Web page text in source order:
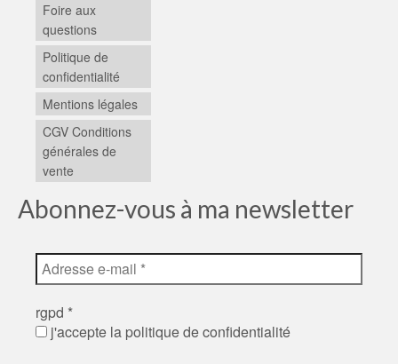
Foire aux
questions
Politique de
confidentialité
Mentions légales
CGV Conditions
générales de
vente
Abonnez-vous à ma newsletter
rgpd *
j'accepte la politique de confidentialité